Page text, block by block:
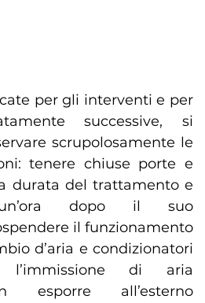
per gli interventi e per
successive, si
scrupolosamente le
tenere chiuse porte e
durata del trattamento e
dopo il suo
il funzionamento
d’aria e condizionatori
l’immissione di aria
esporre all’esterno